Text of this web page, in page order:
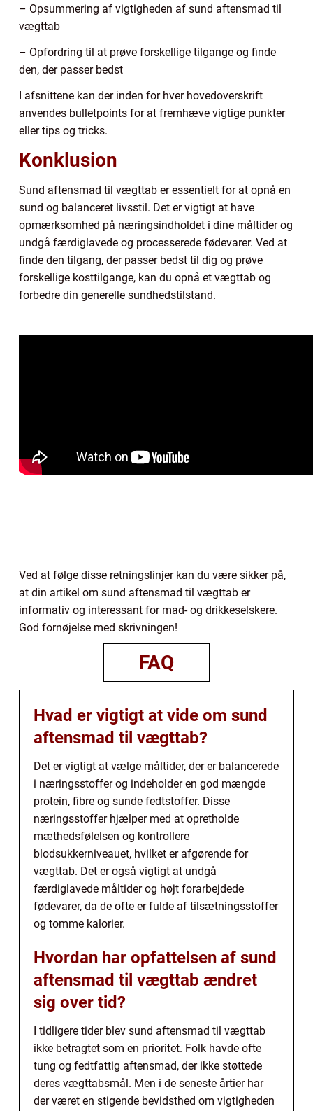
– Opsummering af vigtigheden af sund aftensmad til
vægttab
– Opfordring til at prøve forskellige tilgange og finde
den, der passer bedst
I afsnittene kan der inden for hver hovedoverskrift
anvendes bulletpoints for at fremhæve vigtige punkter
eller tips og tricks.
Konklusion
Sund aftensmad til vægttab er essentielt for at opnå en
sund og balanceret livsstil. Det er vigtigt at have
opmærksomhed på næringsindholdet i dine måltider og
undgå færdiglavede og processerede fødevarer. Ved at
finde den tilgang, der passer bedst til dig og prøve
forskellige kosttilgange, kan du opnå et vægttab og
forbedre din generelle sundhedstilstand.
Ved at følge disse retningslinjer kan du være sikker på,
at din artikel om sund aftensmad til vægttab er
informativ og interessant for mad- og drikkeselskere.
God fornøjelse med skrivningen!
FAQ
Hvad er vigtigt at vide om sund
aftensmad til vægttab?
Det er vigtigt at vælge måltider, der er balancerede
i næringsstoffer og indeholder en god mængde
protein, fibre og sunde fedtstoffer. Disse
næringsstoffer hjælper med at opretholde
mæthedsfølelsen og kontrollere
blodsukkerniveauet, hvilket er afgørende for
vægttab. Det er også vigtigt at undgå
færdiglavede måltider og højt forarbejdede
fødevarer, da de ofte er fulde af tilsætningsstoffer
og tomme kalorier.
Hvordan har opfattelsen af sund
aftensmad til vægttab ændret
sig over tid?
I tidligere tider blev sund aftensmad til vægttab
ikke betragtet som en prioritet. Folk havde ofte
tung og fedtfattig aftensmad, der ikke støttede
deres vægttabsmål. Men i de seneste årtier har
der været en stigende bevidsthed om vigtigheden